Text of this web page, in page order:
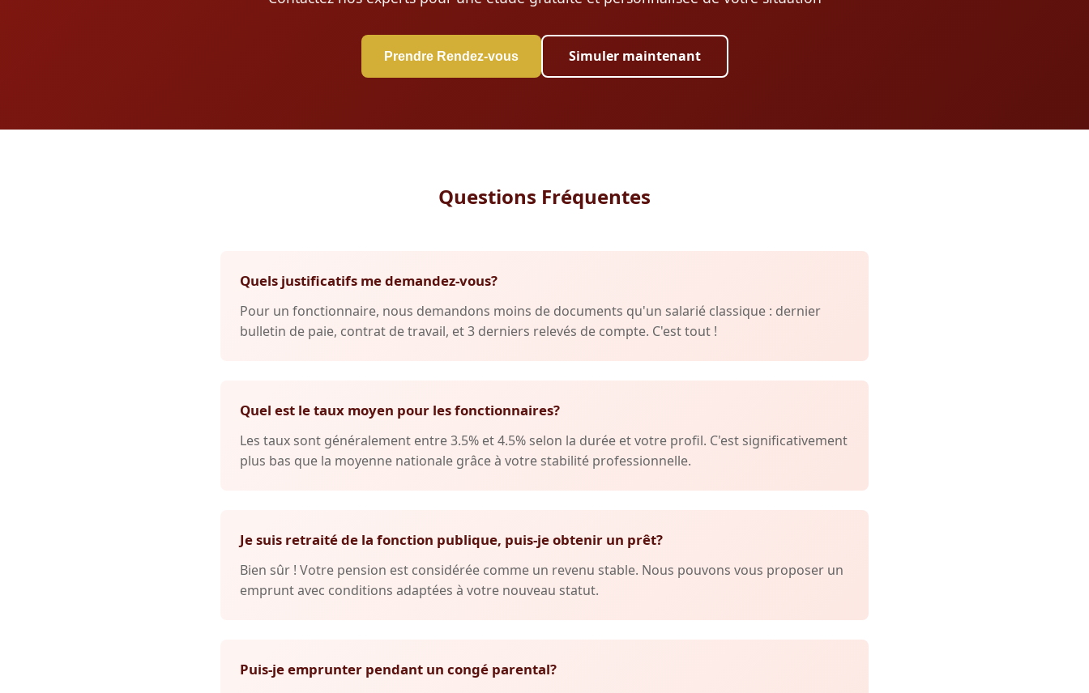
Prendre Rendez-vous Simuler maintenant
Questions Fréquentes
Quels justificatifs me demandez-vous?
Pour un fonctionnaire, nous demandons moins de documents qu'un salarié classique : dernier
bulletin de paie, contrat de travail, et 3 derniers relevés de compte. C'est tout !
Quel est le taux moyen pour les fonctionnaires?
Les taux sont généralement entre 3.5% et 4.5% selon la durée et votre profil. C'est significativement
plus bas que la moyenne nationale grâce à votre stabilité professionnelle.
Je suis retraité de la fonction publique, puis-je obtenir un prêt?
Bien sûr ! Votre pension est considérée comme un revenu stable. Nous pouvons vous proposer un
emprunt avec conditions adaptées à votre nouveau statut.
Puis-je emprunter pendant un congé parental?